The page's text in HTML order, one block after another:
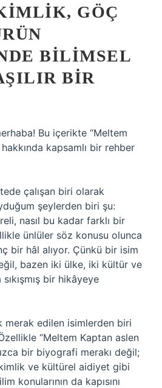
GÖÇ
BILIMSEL
BIR
Bu içerikte “Meltem
kapsamlı bir rehber
çalışan biri olarak
şeylerden biri şu:
nasıl bu kadar farklı bir
ünlüler söz konusu olunca
bir hâl alıyor. Çünkü bir isim
bazen iki ülke, iki kültür ve
bir hikâyeye
merak edilen isimlerden biri
“Meltem Kaptan aslen
bir biyografi merakı değil;
ve kültürel aidiyet gibi
konularının da kapısını